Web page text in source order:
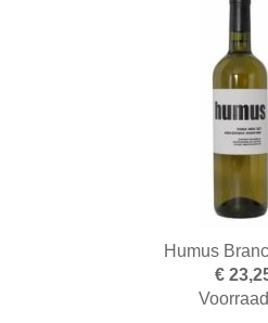
Humus
€